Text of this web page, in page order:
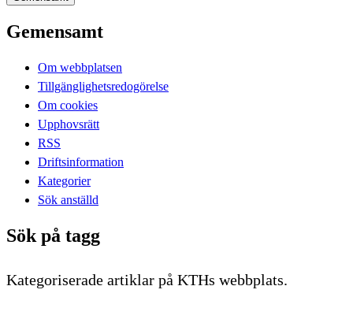
Gemensamt
Om webbplatsen
Tillgänglighetsredogörelse
Om cookies
Upphovsrätt
RSS
Driftsinformation
Kategorier
Sök anställd
Sök på tagg
Kategoriserade artiklar på KTHs webbplats.